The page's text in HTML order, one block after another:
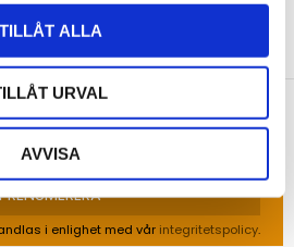
TILLÅT ALLA
URVAL
AVVISA
och ta del av de
PRENUMERERA
i enlighet med vår integritetspolicy.